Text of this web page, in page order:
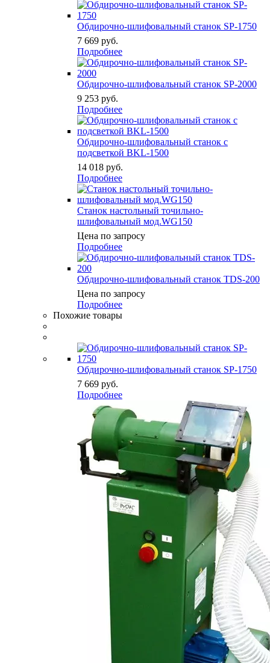
Обдирочно-шлифовальный станок SP-1750
7 669 руб.
Подробнее
Обдирочно-шлифовальный станок SP-2000
9 253 руб.
Подробнее
Обдирочно-шлифовальный станок с
подсветкой BKL-1500
14 018 руб.
Подробнее
Станок настольный точильно-
шлифовальный мод.WG150
Цена по запросу
Подробнее
Обдирочно-шлифовальный станок TDS-200
Цена по запросу
Подробнее
Похожие товары
Обдирочно-шлифовальный станок SP-1750
7 669 руб.
Подробнее